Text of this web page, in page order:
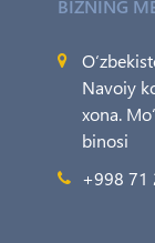
BIZNING
Navoiy
xona.
binosi
+998 71